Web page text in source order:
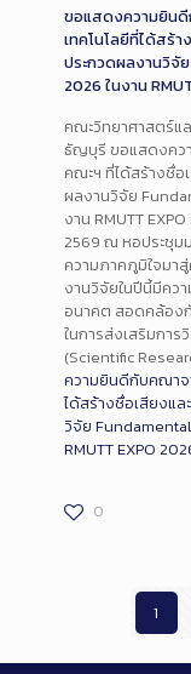
ขอแสดงความยิน
เทคโนโลยีที่ได้สร้า
ประกวดผลงานวิจั
2026 ในงาน
คณะวิทยาศาสตร์แ
ธัญบุรี ขอแสดงคว
คณะฯ ที่ได้สร้างชื่อ
ผลงานวิจัย
งาน RMUTT
2569 ณ หอประชุม
ความภาคภูมิใจมา
งานวิจัยในปีนี้มีคว
อนาคต สอดคล้อง
ในการส่งเสริมกา
(Scientific
ความยินดีกับคณาจ
ได้สร้างชื่อเสียงแ
วิจัย
RMUTT EXPO
0
1